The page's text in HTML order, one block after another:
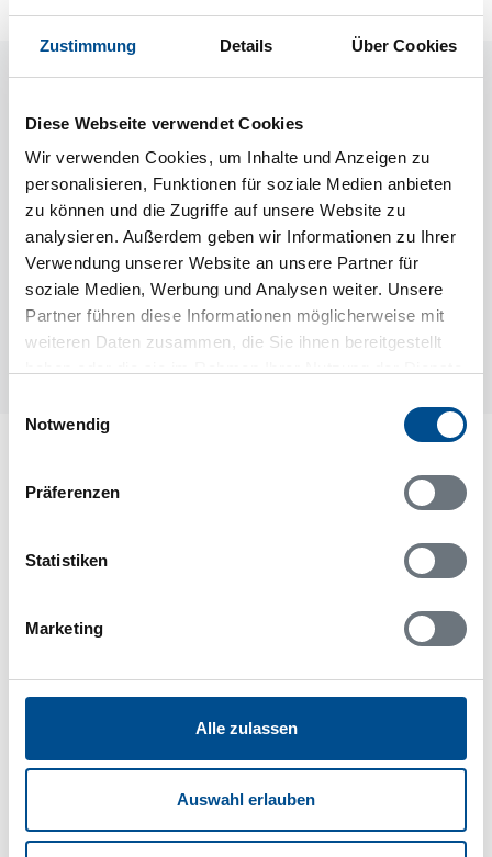
Zustimmung Details Über Cookies
Diese Webseite verwendet Cookies
Wir verwenden Cookies, um Inhalte und Anzeigen zu
personalisieren, Funktionen für soziale Medien anbieten
zu können und die Zugriffe auf unsere Website zu
analysieren. Außerdem geben wir Informationen zu Ihrer
Verwendung unserer Website an unsere Partner für
soziale Medien, Werbung und Analysen weiter. Unsere
Partner führen diese Informationen möglicherweise mit
weiteren Daten zusammen, die Sie ihnen bereitgestellt
Notwendig
Präferenzen
Statistiken
Marketing
Alle zulassen
Auswahl erlauben
Raumaufteilung
Södra Norlång 42
Skriptblocker/AdBlocker aktiviert zu sein!
Das Bereitstellen und Ausführen einiger
verhindert. Um die Funktionen nutzen zu können,